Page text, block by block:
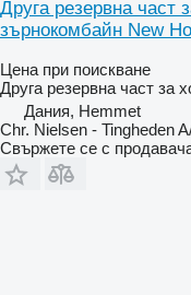
Друга резервна част
зърнокомбайн New
Цена при поискване
Друга резервна част за
Дания, Hemmet
Chr. Nielsen - Tingheden
Свържете се с